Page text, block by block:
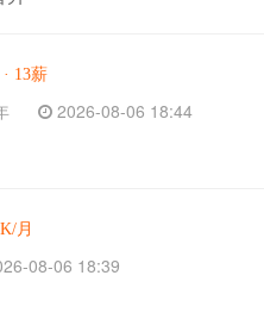
13薪
2026-08-06 18:44
月
08-06 18:39